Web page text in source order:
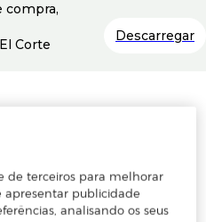
se registar ou
compra,
Corte
Descarregar
de terceiros para melhorar
apresentar publicidade
analisando os seus